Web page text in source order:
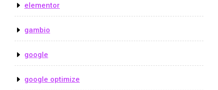
elementor
gambio
google
google optimize